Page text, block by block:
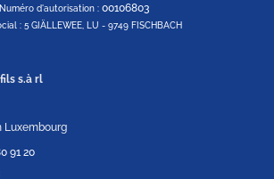
Numéro d'autorisation : 00106803
: 5 GIÄLLEWEE, LU - 9749 FISCHBACH
s.à rl
Luxembourg
91 20